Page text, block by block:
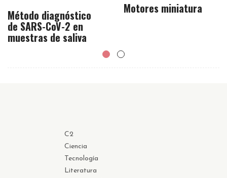
Método diagnóstico
de SARS-CoV-2 en
muestras de saliva
Motores miniatura
C2
Ciencia
Tecnología
Literatura